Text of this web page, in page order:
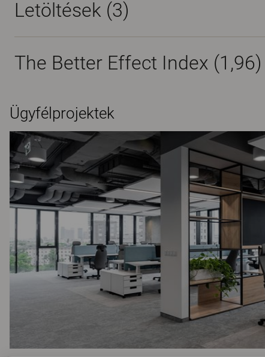
Letöltések (3)
The Better Effect Index (1,96)
Ügyfélprojektek